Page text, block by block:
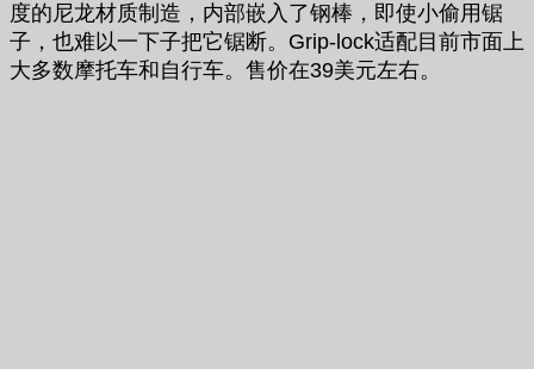
度的尼龙材质制造，内部嵌入了钢棒，即使小偷用锯
子，也难以一下子把它锯断。Grip-lock适配目前市面上
大多数摩托车和自行车。售价在39美元左右。